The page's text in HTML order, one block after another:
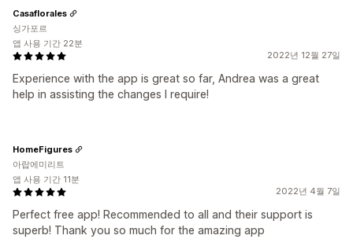
2022년 12월 27일
Experience with the app is great so far, Andrea was a great
help in assisting the changes I require!
Casaflorales
싱가포르
앱 사용 기간 22분
2022년 4월 7일
Perfect free app! Recommended to all and their support is
superb! Thank you so much for the amazing app
HomeFigures
아랍에미리트
앱 사용 기간 11분